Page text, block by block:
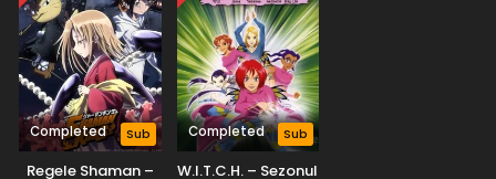
Completed Sub
Regele Shaman –
Completed Sub
W.I.T.C.H. – Sezonul